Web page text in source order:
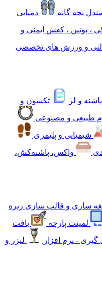
بچه گانه
دمپایی
، پوتین ، کفش ایمنی و
و ورزش های تخصصی
و لژ
تکسون و
طبیعی و مصنوعی
شیمیایی و پلیمری
واکس، پاشنه‌کش،
سازی و قالب سازی زیره
لمینت پارچه
بافت
- نرم افزار
لیزر و